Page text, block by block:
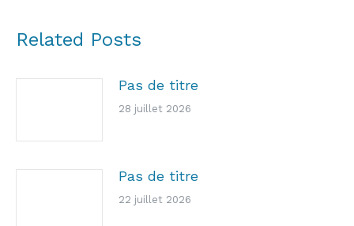
Related Posts
Pas de titre
28 juillet 2026
Pas de titre
22 juillet 2026